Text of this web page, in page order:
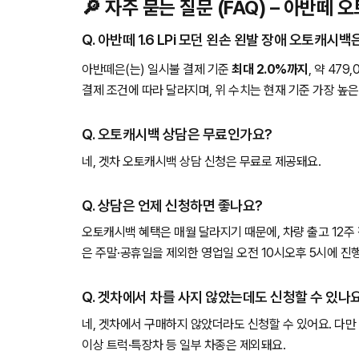
🔎 자주 묻는 질문 (FAQ) – 아반떼 오
Q. 아반떼 1.6 LPi 모던 왼손 왼발 장애 오토캐시백
아반떼은(는) 일시불 결제 기준 최대 2.0%까지 , 약
결제 조건에 따라 달라지며, 위 수치는 현재 기준 가장 높
Q. 오토캐시백 상담은 무료인가요?
네, 겟차 오토캐시백 상담 신청은 무료로 제공돼요.
Q. 상담은 언제 신청하면 좋나요?
오토캐시백 혜택은 매월 달라지기 때문에, 차량 출고 12
은 주말·공휴일을 제외한 영업일 오전 10시오후 5시에 진
Q. 겟차에서 차를 사지 않았는데도 신청할 수 있나
네, 겟차에서 구매하지 않았더라도 신청할 수 있어요. 다
이상 트럭·특장차 등 일부 차종은 제외돼요.